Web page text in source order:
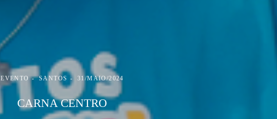
EVENTO SANTOS 31/MAIO/2024
CARNA CENTRO